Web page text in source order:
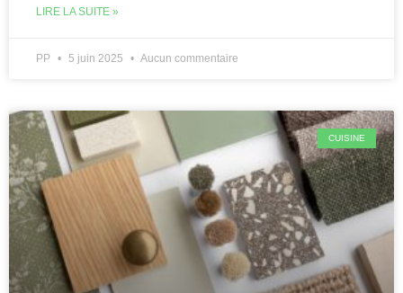
LIRE LA SUITE »
PP 5 juin 2025 Aucun commentaire
CUISINE